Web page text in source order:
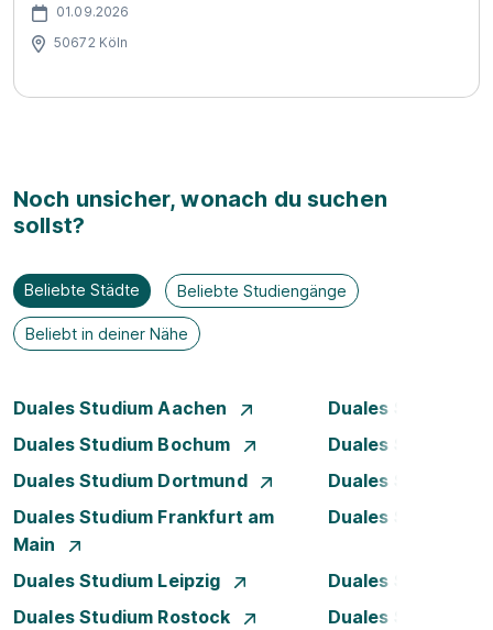
01.09.2026
50672 Köln
Noch unsicher, wonach du suchen
sollst?
Beliebte Städte Beliebte Studiengänge
Beliebt in deiner Nähe
Duales Studium Aachen
Duales Studium
Duales Studium Bochum
Duales Studium
Duales Studium Dortmund
Duales Studium
Duales Studium Frankfurt am
Main
Duales Studium
Duales Studium Leipzig
Duales Studium
Duales Studium Rostock
Duales Studium